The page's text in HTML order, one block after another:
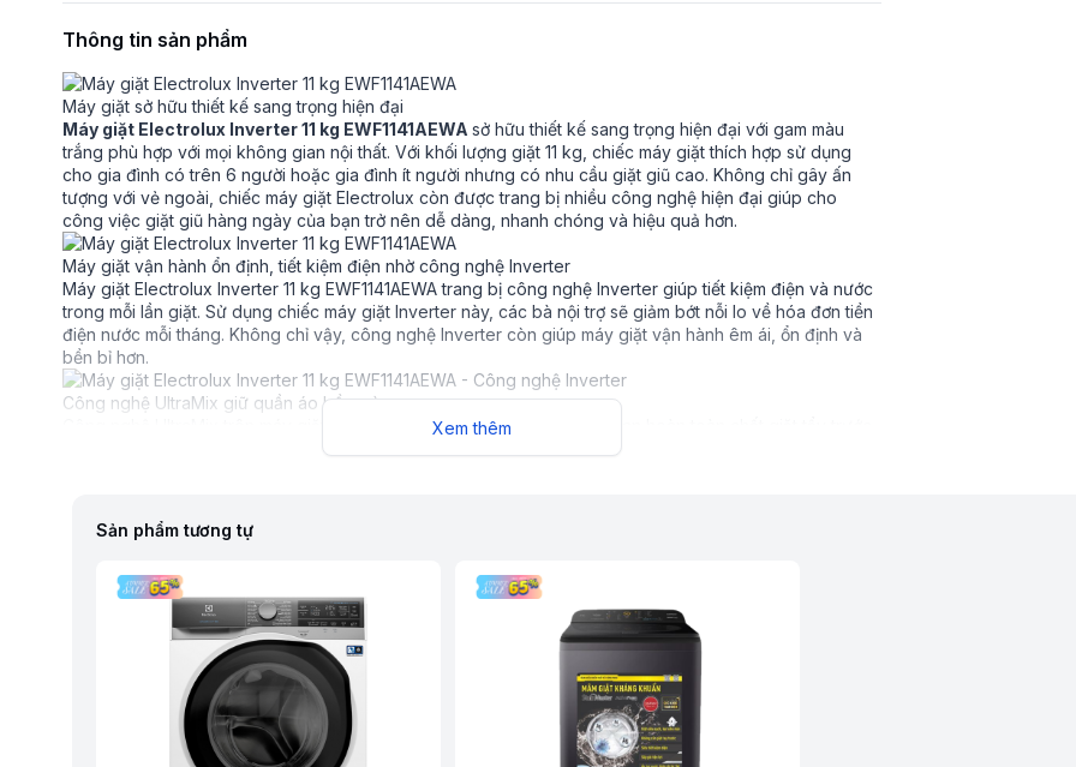
Thông tin sản phẩm
Máy giặt sở hữu thiết kế sang trọng hiện đại
Máy giặt Electrolux Inverter 11 kg EWF1141AEWA sở hữu thiết kế sang trọng hiện đại với gam màu
trắng phù hợp với mọi không gian nội thất. Với khối lượng giặt 11 kg, chiếc máy giặt thích hợp sử dụng
cho gia đình có trên 6 người hoặc gia đình ít người nhưng có nhu cầu giặt giũ cao. Không chỉ gây ấn
tượng với vẻ ngoài, chiếc máy giặt Electrolux còn được trang bị nhiều công nghệ hiện đại giúp cho
công việc giặt giũ hàng ngày của bạn trở nên dễ dàng, nhanh chóng và hiệu quả hơn.
Máy giặt vận hành ổn định, tiết kiệm điện nhờ công nghệ Inverter
Máy giặt Electrolux Inverter 11 kg EWF1141AEWA trang bị công nghệ Inverter giúp tiết kiệm điện và nước
trong mỗi lần giặt. Sử dụng chiếc máy giặt Inverter này, các bà nội trợ sẽ giảm bớt nỗi lo về hóa đơn tiền
điện nước mỗi tháng. Không chỉ vậy, công nghệ Inverter còn giúp máy giặt vận hành êm ái, ổn định và
bền bỉ hơn.
Công nghệ UltraMix giữ quần áo bền màu
Công nghệ UltraMix trên máy giặt Electrolux Inverter có khả năng hòa tan hoàn toàn chất giặt tẩy trước
khi đưa vào lồng giặt, giúp giặt quần áo hiệu quả ngay cả trong nước lạnh và giữ quần áo bền màu như
Cảm biến giặt SensorWash
giặt tùy theo độ bẩn của quần áo, giúp loại bỏ đến 80%* cặn chất giặt tẩy.
Công nghệ Load Sensor chăm sóc quần áo tối ưu
Công nghệ Load Sensor trên máy giặt có khả năng hiển thị trọng lượng giặt và thông báo lượng chất
giặt tẩy cần thiết cho mỗi lần giặt. Cảm biến Load Sensor có khả năng tự động điều chỉnh thời gian,
lượng nước và mức năng lượng tiêu thụ cần thiết theo khối lượng giặt giúp chăm sóc quần áo tối ưu
những vẫn tiết kiệm năng lượng.
Xem thêm
Sản phẩm tương tự